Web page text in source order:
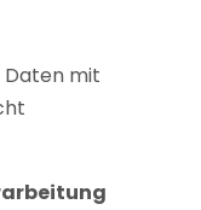
Daten mit